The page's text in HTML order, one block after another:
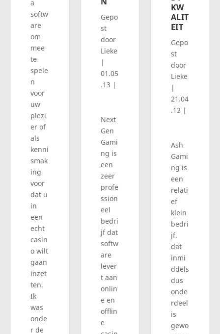
a
softw
are
om
mee
te
spele
n
voor
uw
plezi
er of
als
kenni
smak
ing
voor
dat u
in
een
echt
casin
o wilt
gaan
inzet
ten.
Ik
was
onde
r de
Gepo
st
door
Lieke
|
01.05
.13 |
Next
Gen
Gami
ng is
een
zeer
profe
ssion
eel
bedri
jf dat
softw
are
lever
t aan
onlin
e en
offlin
e
KW
ALIT
EIT
Gepo
st
door
Lieke
|
21.04
.13 |
Ash
Gami
ng is
een
relati
ef
klein
bedri
jf,
dat
inmi
ddels
dus
onde
rdeel
is
gewo